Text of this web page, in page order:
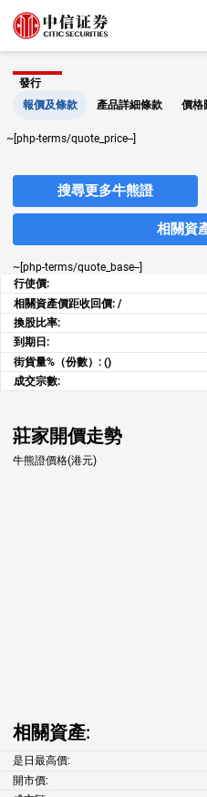
發行
報價及條款
產品詳細條款 價格
~[php-terms/quote_price--]
搜尋更多牛熊證
相關資
~[php-terms/quote_base--]
行使價:
相關資產價距收回價: /
換股比率:
到期日:
街貨量%（份數）: ()
成交宗數:
莊家開價走勢
牛熊證價格(港元)
相關資產:
是日最高價:
開市價: